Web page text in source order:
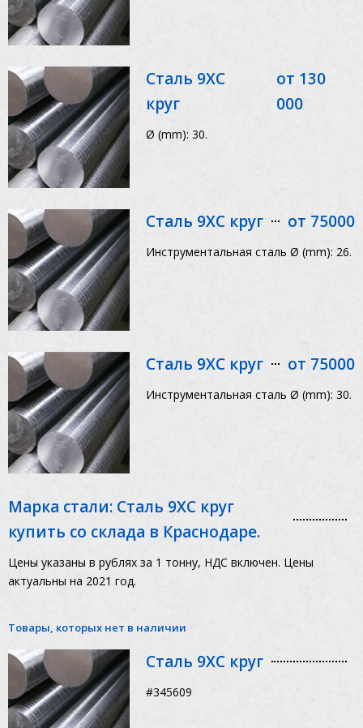
Сталь 9ХС
круг
от 130
000
Ø (mm): 30.
Сталь 9ХС круг от 75000
Инструментальная сталь Ø (mm): 26.
Сталь 9ХС круг от 75000
Инструментальная сталь Ø (mm): 30.
Марка стали: Сталь 9ХС круг
купить со склада в Краснодаре.
Цены указаны в рублях за 1 тонну, НДС включен. Цены
актуальны на 2021 год.
Товары, которых нет в наличии
Сталь 9ХС круг
#345609